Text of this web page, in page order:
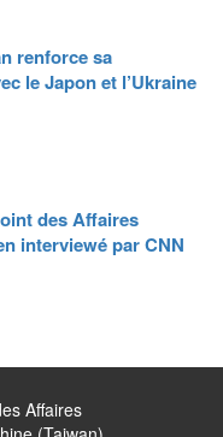
renforce sa
le Japon et l’Ukraine
des Affaires
interviewé par CNN
Affaires